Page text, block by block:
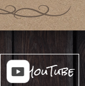
YouTube